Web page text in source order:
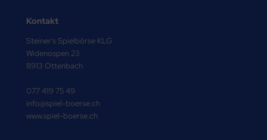
Kontakt
Steiner's Spielbörse KLG
Widenospen 23
8913 Ottenbach
077 419 75 49
info@spiel-boerse.ch
www.spiel-boerse.ch